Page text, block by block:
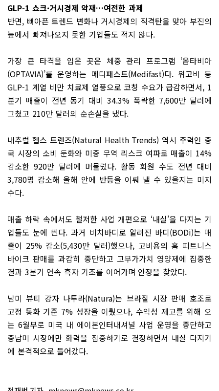
GLP-1 쇼크·거시경제 악재…여전한 과제
반면, 뼈아픈 트렌드 변화나 거시경제의 직격탄을 맞아 부진의
늪에서 빠져나오지 못한 기업들도 적지 않다.
가장 큰 타격을 입은 곳은 체중 관리 프로그램 ‘옵타비아
(OPTAVIA)’를 운영하는 메디패스트(Medifast)다. 위고비 등
GLP-1 계열 비만 치료제 열풍으로 코칭 수요가 급감하면서, 1
분기 매출이 전년 동기 대비 34.3% 폭락한 7,600만 달러에
그쳤고 210만 달러의 순손실을 냈다.
내추럴 헬스 트렌즈(Natural Health Trends) 역시 주력인 중
국 시장의 소비 둔화와 미중 무역 리스크 여파로 매출이 14%
감소한 920만 달러에 머물렀다. 활동 회원 수도 전년 대비
3,780명 감소해 올해 안에 반등을 이뤄 낼 수 있을지는 미지
수다.
매출 하락 속에서도 철저한 사업 개편으로 ‘내실’을 다지는 기
업들도 눈에 띈다. 과거 비치바디로 알려진 바디(BODi)는 매
출이 25% 감소(5,430만 달러)했으나, 고비용의 홈 피트니스
바이크 판매를 과감히 중단하고 고부가가치 영양제에 집중한
결과 3분기 연속 흑자 기조를 이어가며 안정을 찾았다.
남미 뷰티 강자 나투라(Natura)는 브라질 시장 판매 호조로
고정 통화 기준 7% 성장을 이뤘으나, 수익성 제고를 위해 오
는 6월부로 미국 내 에이본인터내셔널 사업 운영을 중단하고
중남미 시장에만 화력을 집중하기로 결정하면서 내실 다지기
에 본격적으로 들어갔다.